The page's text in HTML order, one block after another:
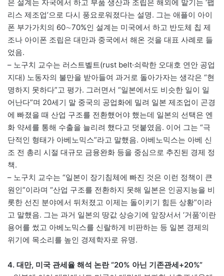
은 설계는 자국에서 하고 부품 생산과 조립은 해외에 맡기는 ‘팹
리스 제조업’으로 다시 풍요로워졌다는 설명. 그는 애플이 아이
폰 부가가치의 60∼70%인 설계는 미국에서 하고 반도체 칩 제
조나 아이폰 조립은 대만과 중국에서 해온 것을 대표 사례로 들
었음.
– 노구치 교수는 러스트벨트(rust belt·쇠락한 오대호 연안 공업
지대) 노동자의 불만을 받아들여 과거로 돌아가자는 생각은 “현
명하지 못하다”고 평가. 그러면서 “일본에서도 비슷한 일이 일
어난다”며 20세기 말 중국의 공업화에 밀려 일본 제조업이 곤경
에 빠졌을 때 산업 구조를 전환했어야 했는데 일본의 선택은 엔
화 약세를 통해 수출을 늘리려 했다고 덧붙였음. 이어 그는 “극
단적인 형태가 아베노믹스”라고 말했음. 아베노믹스는 아베 신
조 전 총리 시절 대규모 금융완화 등을 중심으로 추진된 경제 정
책.
– 노구치 교수는 “일본이 장기침체에 빠진 것은 이런 정책이 큰
원인”이라며 “산업 구조를 전환하지 못해 일본은 인공지능을 비
롯한 선진 분야에서 뒤처졌고 이제는 돌이키기 힘든 상황”이라
고 말했음. 그는 과거 일본의 땅값 상승기에 앞장서서 ‘거품’이란
용어를 썼고 아베노믹스를 신랄하게 비판하는 등 일본 경제의
위기에 목소리를 높인 경제학자로 유명.
4. 대만, 미국 관세율 해석 논란 “20% 아닌 기존관세+20%”